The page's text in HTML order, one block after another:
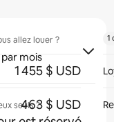
allez louer ?
par mois
seuls ?
1 455 $ USD
463 $ USD
1